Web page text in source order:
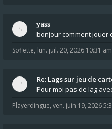
yass
bonjour comment jouer
Soflette, lun. juil. 20, 2026 10:31 am
Re: Lags sur jeu de
Pour moi pas de lag
Playerdingue, ven. juin 19, 2026